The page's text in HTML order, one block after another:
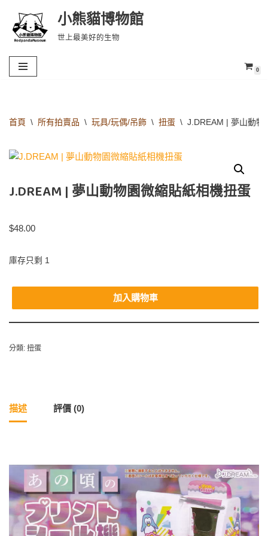
Skip
content
小熊貓博物館
世上最美好的生物
0
首頁 \ 所有拍賣品 \ 玩具/玩偶/吊飾 \ 扭蛋 \ J.DREAM | 夢山動物
J.DREAM | 夢山動物園微縮貼紙相機扭蛋
$48.00
庫存只剩 1
加入購物車
分類: 扭蛋
描述 評價 (0)